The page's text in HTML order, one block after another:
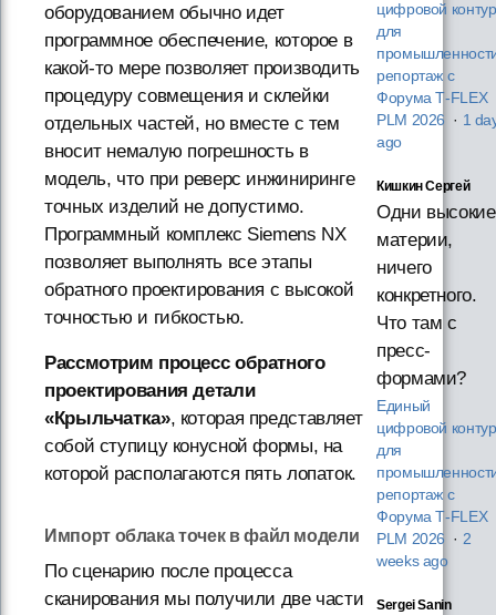
оборудованием обычно идет
программное обеспечение, которое в
какой-то мере позволяет производить
процедуру совмещения и склейки
отдельных частей, но вместе с тем
вносит немалую погрешность в
модель, что при реверс инжиниринге
точных изделий не допустимо.
Программный комплекс Siemens NX
позволяет выполнять все этапы
обратного проектирования с высокой
точностью и гибкостью.
Рассмотрим процесс обратного
проектирования детали
«Крыльчатка», которая представляет
собой ступицу конусной формы, на
которой располагаются пять лопаток.
Импорт облака точек в файл модели
По сценарию после процесса
сканирования мы получили две части
цифровой контур
для
репортаж с
Форума T‑FLEX
PLM 2026 · 1
ago
Кишкин Сергей
Одни высокие
материи,
ничего
конкретного.
Что там с
пресс-
формами?
Единый
цифровой контур
для
репортаж с
Форума T‑FLEX
PLM 2026 · 2
weeks ago
Sergei Sanin